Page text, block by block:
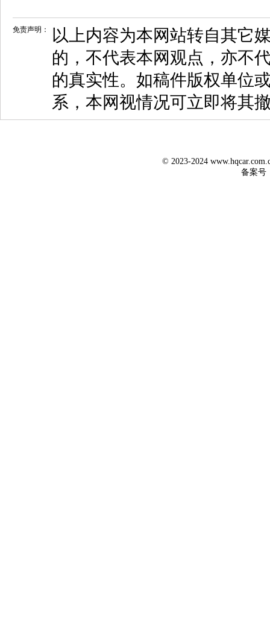
免责声明：
以上内容为本网站转自其它
的，不代表本网观点，亦不
的真实性。如稿件版权单位
系，本网视情况可立即将其
© 2023-2024
备案号